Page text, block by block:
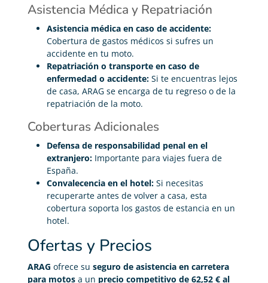
Asistencia Médica y Repatriación
Asistencia médica en caso de accidente:
Cobertura de gastos médicos si sufres un
accidente en tu moto.
Repatriación o transporte en caso de
enfermedad o accidente: Si te encuentras lejos
de casa, ARAG se encarga de tu regreso o de la
repatriación de la moto.
Coberturas Adicionales
Defensa de responsabilidad penal en el
extranjero: Importante para viajes fuera de
España.
Convalecencia en el hotel: Si necesitas
recuperarte antes de volver a casa, esta
cobertura soporta los gastos de estancia en un
hotel.
Ofertas y Precios
ARAG ofrece su seguro de asistencia en carretera
para motos a un precio competitivo de 62,52 € al